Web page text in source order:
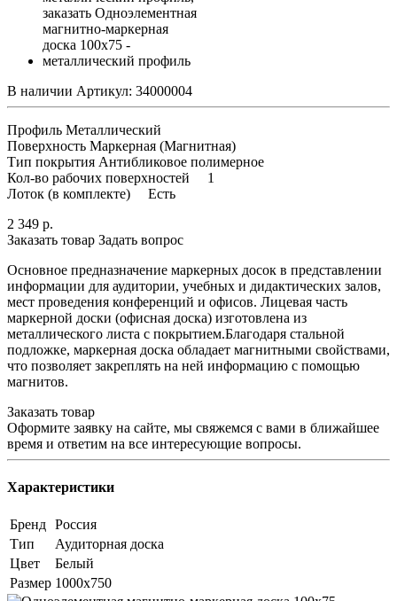
В наличии Артикул: 34000004
Профиль Металлический
Поверхность Маркерная (Магнитная)
Тип покрытия Антибликовое полимерное
Кол-во рабочих поверхностей 1
Лоток (в комплекте) Есть
2 349 р.
Заказать товар Задать вопрос
Основное предназначение маркерных досок в представлении
информации для аудитории, учебных и дидактических залов,
мест проведения конференций и офисов. Лицевая часть
маркерной доски (офисная доска) изготовлена из
металлического листа с покрытием.Благодаря стальной
подложке, маркерная доска обладает магнитными свойствами,
что позволяет закреплять на ней информацию с помощью
магнитов.
Заказать товар
Оформите заявку на сайте, мы свяжемся с вами в ближайшее
время и ответим на все интересующие вопросы.
Характеристики
Бренд Россия
Тип
Аудиторная доска
Цвет
Белый
Размер 1000х750